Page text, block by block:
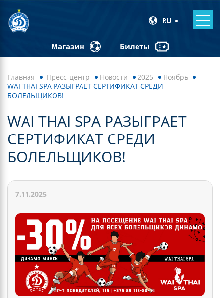
RU
Магазин Билеты
Главная Пресс-центр Новости 2025
Ноябрь
WAI THAI SPA РАЗЫГРАЕТ СЕРТИФИКАТ СРЕДИ
БОЛЕЛЬЩИКОВ!
WAI THAI SPA РАЗЫГРАЕТ
СЕРТИФИКАТ СРЕДИ
БОЛЕЛЬЩИКОВ!
7.11.2025